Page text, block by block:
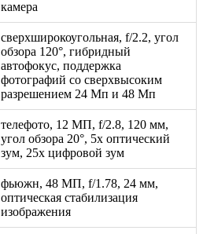
камера
сверхширокоугольная, f/2.2, угол
обзора 120°, гибридный
автофокус, поддержка
фотографий со сверхвысоким
разрешением 24 Мп и 48 Мп
телефото, 12 МП, f/2.8, 120 мм,
угол обзора 20°, 5x оптический
зум, 25x цифровой зум
фьюжн, 48 МП, f/1.78, 24 мм,
оптическая стабилизация
изображения